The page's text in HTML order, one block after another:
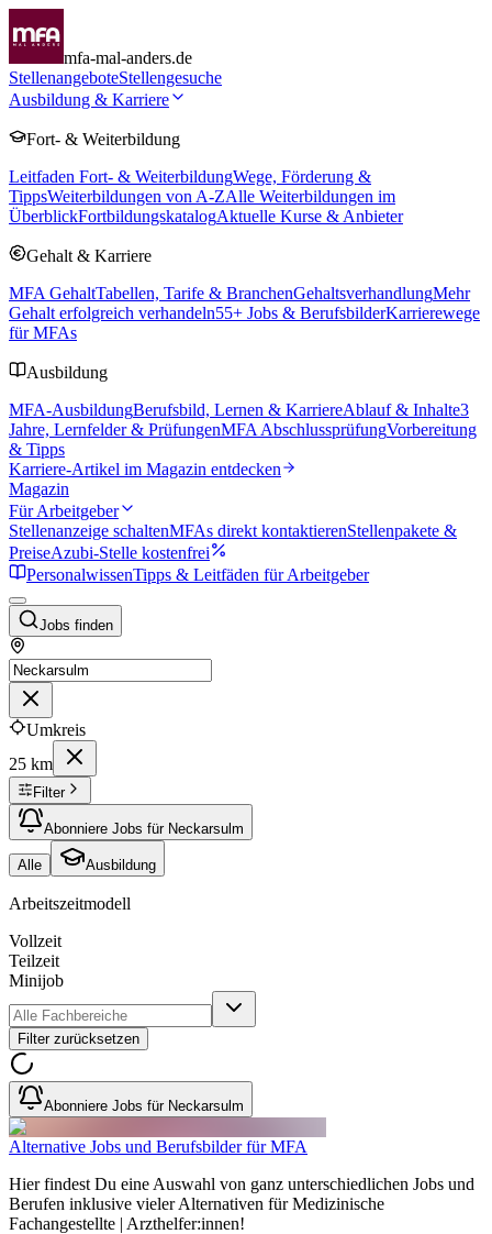
mfa-mal-anders.de
StellenangeboteStellengesuche
Ausbildung & Karriere
Fort- & Weiterbildung
Leitfaden Fort- & WeiterbildungWege, Förderung &
TippsWeiterbildungen von A-ZAlle Weiterbildungen im
ÜberblickFortbildungskatalogAktuelle Kurse & Anbieter
Gehalt & Karriere
MFA GehaltTabellen, Tarife & BranchenGehaltsverhandlungMehr
Gehalt erfolgreich verhandeln55+ Jobs & BerufsbilderKarrierewege
für MFAs
Ausbildung
MFA-AusbildungBerufsbild, Lernen & KarriereAblauf & Inhalte3
Jahre, Lernfelder & PrüfungenMFA AbschlussprüfungVorbereitung
& Tipps
Karriere-Artikel im Magazin entdecken
Magazin
Für Arbeitgeber
Stellenanzeige schaltenMFAs direkt kontaktierenStellenpakete &
PreiseAzubi-Stelle kostenfrei
PersonalwissenTipps & Leitfäden für Arbeitgeber
Jobs finden
Umkreis
25 km
Filter
Abonniere Jobs für Neckarsulm
Alle Ausbildung
Arbeitszeitmodell
Vollzeit
Teilzeit
Minijob
Filter zurücksetzen
Abonniere Jobs für Neckarsulm
Alternative Jobs und Berufsbilder für MFA
Hier findest Du eine Auswahl von ganz unterschiedlichen Jobs und
Berufen inklusive vieler Alternativen für Medizinische
Fachangestellte | Arzthelfer:innen!